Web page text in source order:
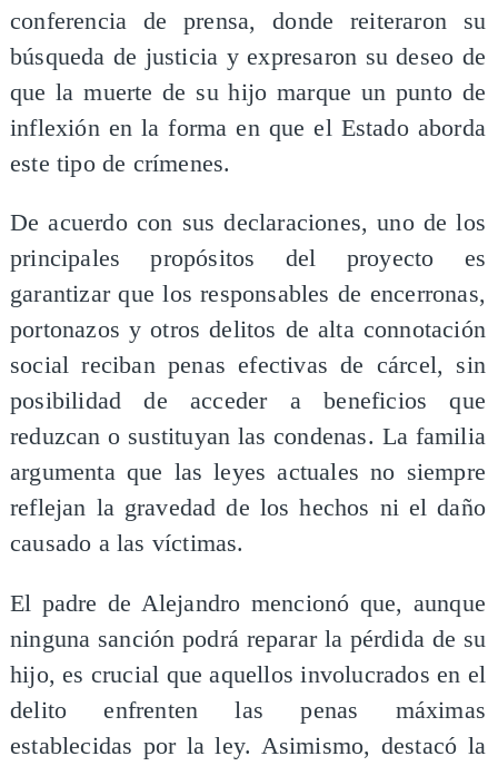
conferencia de prensa, donde reiteraron su
búsqueda de justicia y expresaron su deseo de
que la muerte de su hijo marque un punto de
inflexión en la forma en que el Estado aborda
este tipo de crímenes.
De acuerdo con sus declaraciones, uno de los
principales propósitos del proyecto es
garantizar que los responsables de encerronas,
portonazos y otros delitos de alta connotación
social reciban penas efectivas de cárcel, sin
posibilidad de acceder a beneficios que
reduzcan o sustituyan las condenas. La familia
argumenta que las leyes actuales no siempre
reflejan la gravedad de los hechos ni el daño
causado a las víctimas.
El padre de Alejandro mencionó que, aunque
ninguna sanción podrá reparar la pérdida de su
hijo, es crucial que aquellos involucrados en el
delito enfrenten las penas máximas
establecidas por la ley. Asimismo, destacó la